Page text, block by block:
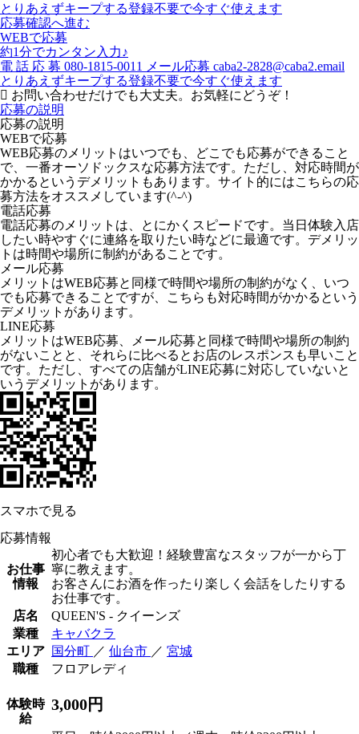
とりあえずキープする登録不要で今すぐ使えます
応募確認へ進む
WEBで応募
約1分でカンタン入力♪
電 話 応 募 080-1815-0011 メール応募 caba2-2828@caba2.email
とりあえずキープする登録不要で今すぐ使えます
お問い合わせだけでも大丈夫。お気軽にどうぞ！
応募の説明
応募の説明
WEBで応募
WEB応募のメリットはいつでも、どこでも応募ができること
で、一番オーソドックスな応募方法です。ただし、対応時間が
かかるというデメリットもあります。サイト的にはこちらの応
募方法をオススメしています(^-^)
電話応募
電話応募のメリットは、とにかくスピードです。当日体験入店
したい時やすぐに連絡を取りたい時などに最適です。デメリッ
トは時間や場所に制約があることです。
メール応募
メリットはWEB応募と同様で時間や場所の制約がなく、いつ
でも応募できることですが、こちらも対応時間がかかるという
デメリットがあります。
LINE応募
メリットはWEB応募、メール応募と同様で時間や場所の制約
がないことと、それらに比べるとお店のレスポンスも早いこと
です。ただし、すべての店舗がLINE応募に対応していないと
いうデメリットがあります。
スマホで見る
応募情報
お仕事
情報
初心者でも大歓迎！経験豊富なスタッフが一から丁
寧に教えます。
お客さんにお酒を作ったり楽しく会話をしたりする
お仕事です。
店名
QUEEN'S - クイーンズ
業種
キャバクラ
エリア
国分町 ／ 仙台市 ／ 宮城
職種
フロアレディ
体験時
給
3,000円